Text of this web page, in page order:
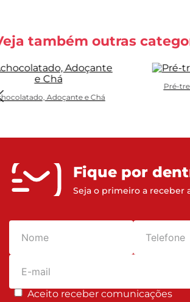
também outras
Adoçante e Chá
Pré-
Fique por
Seja o primeiro a receber
Aceito receber comunicações